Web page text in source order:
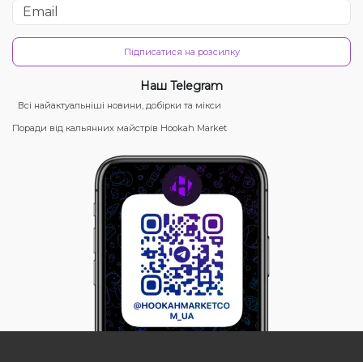
Підписатися на розсилку
Наш Telegram
Всі найактуальніші новини, добірки та мікси
Поради від кальянних майстрів Hookah Market